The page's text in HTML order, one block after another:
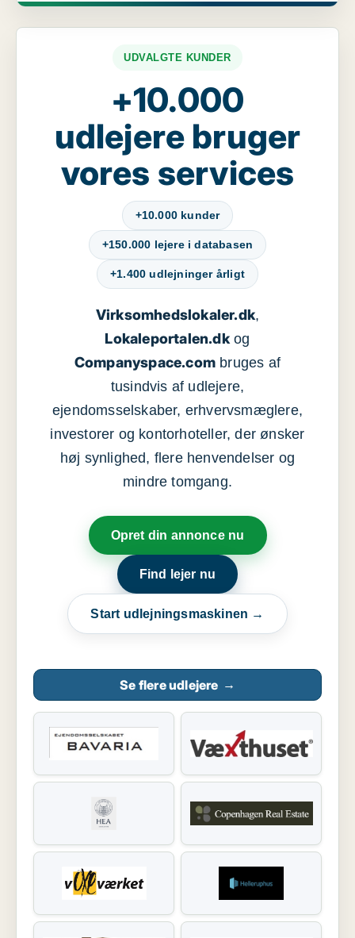
UDVALGTE KUNDER
+10.000
udlejere bruger
vores services
+10.000 kunder
+150.000 lejere i databasen
+1.400 udlejninger årligt
Virksomhedslokaler.dk,
Lokaleportalen.dkog
Companyspace.com bruges af
tusindvis af udlejere,
ejendomsselskaber, erhvervsmæglere,
investorer og kontorhoteller, der ønsker
høj synlighed, flere henvendelser og
mindre tomgang.
Opret din annonce nu
Find lejer nu
Start udlejningsmaskinen →
Se flere udlejere →